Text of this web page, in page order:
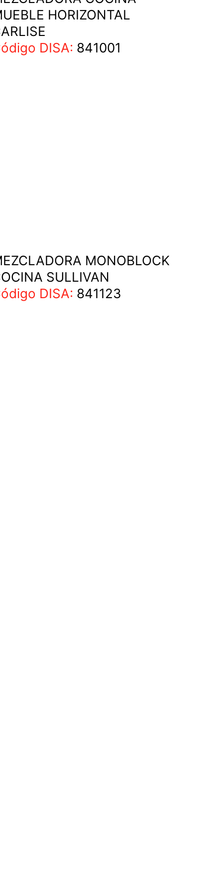
HORIZONTAL
DISA: 841001
MONOBLOCK
SULLIVAN
DISA: 841123